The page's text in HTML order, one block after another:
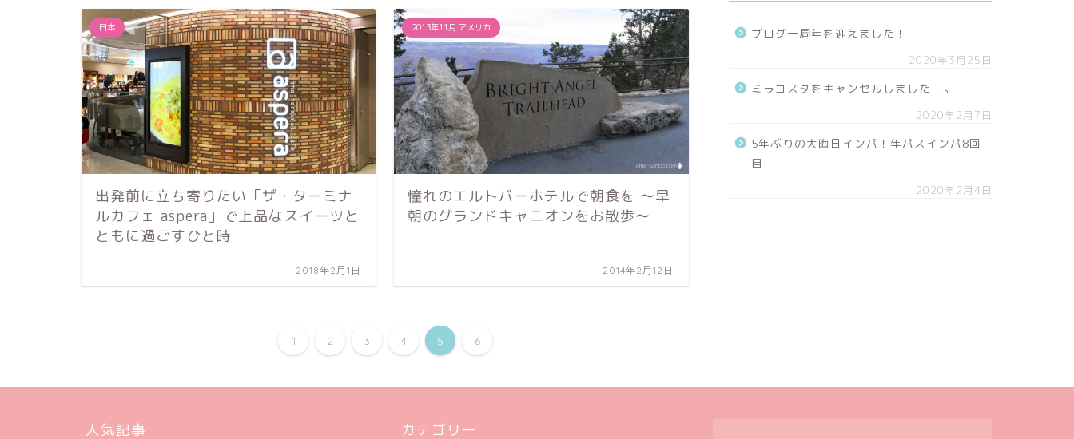
日本
出発前に立ち寄りたい「ザ・ターミナ
ルカフェ aspera」で上品なスイーツと
ともに過ごすひと時
2018年2月1日
2013年11月 アメリカ
憧れのエルトバーホテルで朝食を 〜早
朝のグランドキャニオンをお散歩〜
2014年2月12日
1 2 3 4 5 6
ブログ一周年を迎えました！
2020年3月25日
ミラコスタをキャンセルしました…。
2020年2月7日
5年ぶりの大晦日インパ！年パスインパ8回
目
2020年2月4日
人気記事 カテゴリー